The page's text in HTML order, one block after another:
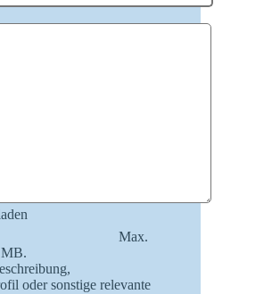
Max.
oder sonstige relevante